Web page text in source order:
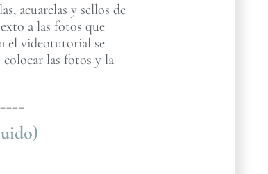
acuarelas y sellos de
a las fotos que
el videotutorial se
las fotos y la